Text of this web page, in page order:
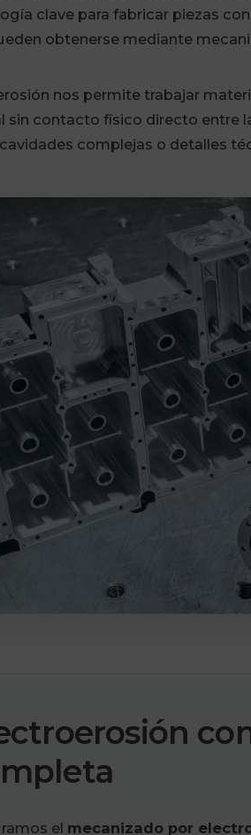
clave para fabricar piezas
obtenerse mediante
nos permite trabajar
sin contacto físico directo entre
complejas o detalles
el mecanizado por